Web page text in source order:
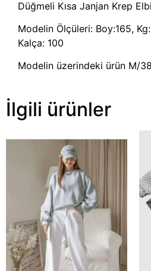
Düğmeli Kısa Janjan Krep
Modelin Ölçüleri: Boy:165,
Kalça: 100
Modelin üzerindeki ürün M/
İlgili ürünler